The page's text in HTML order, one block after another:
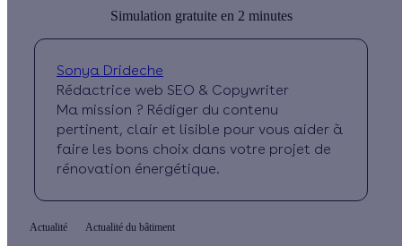
Simulation gratuite en 2 minutes
Sonya Drideche
Rédactrice web SEO & Copywriter
Ma mission ? Rédiger du contenu
pertinent, clair et lisible pour vous aider à
faire les bons choix dans votre projet de
rénovation énergétique.
Actualité Actualité du bâtiment